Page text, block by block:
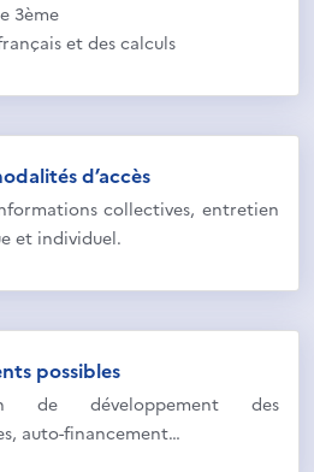
3ème
et des calculs
d’accès
collectives, entretien
et individuel.
possibles
de développement des
auto-financement…